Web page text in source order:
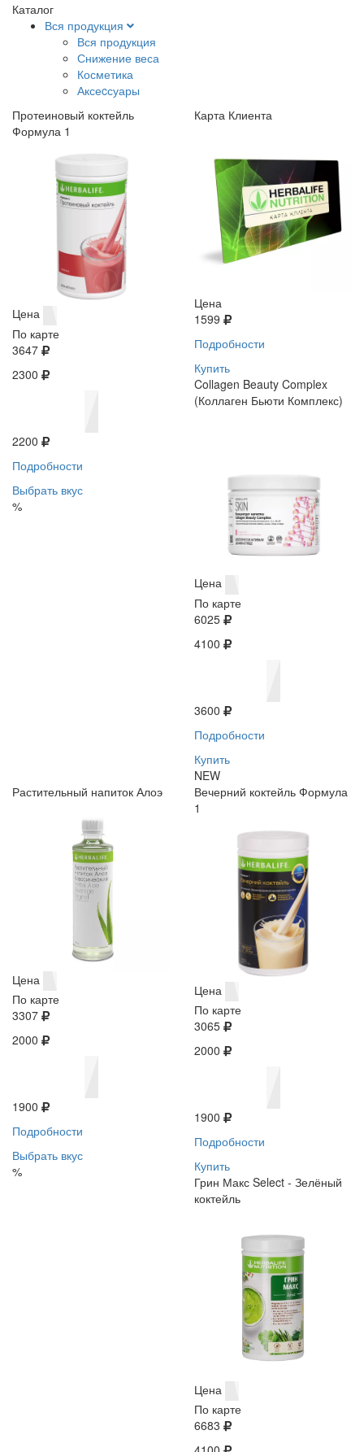
Каталог
Вся продукция
Вся продукция
Снижение веса
Косметика
Аксеcсуары
Протеиновый коктейль
Формула 1
Цена
По карте
3647
2300
2200
Подробности
Выбрать вкус
%
Карта Клиента
Цена
1599
Подробности
Купить
Collagen Beauty Complex
(Коллаген Бьюти Комплекс)
Цена
По карте
6025
4100
3600
Подробности
Купить
NEW
Растительный напиток Алоэ
Цена
По карте
3307
2000
1900
Подробности
Выбрать вкус
%
Вечерний коктейль Формула
1
Цена
По карте
3065
2000
1900
Подробности
Купить
Грин Макс Select - Зелёный
коктейль
Цена
По карте
6683